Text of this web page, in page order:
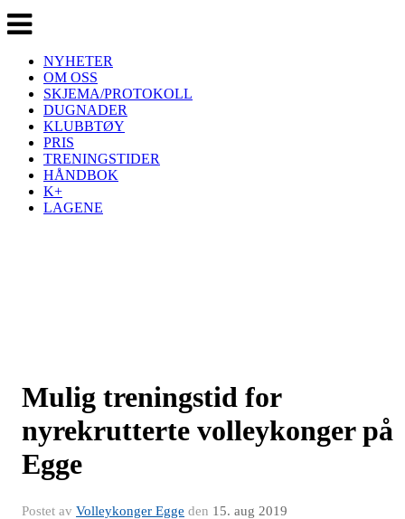
Veksle
navigasjon
NYHETER
OM OSS
SKJEMA/PROTOKOLL
DUGNADER
KLUBBTØY
PRIS
TRENINGSTIDER
HÅNDBOK
K+
LAGENE
Mulig treningstid for
nyrekrutterte volleykonger på
Egge
Postet av Volleykonger Egge den 15. aug 2019